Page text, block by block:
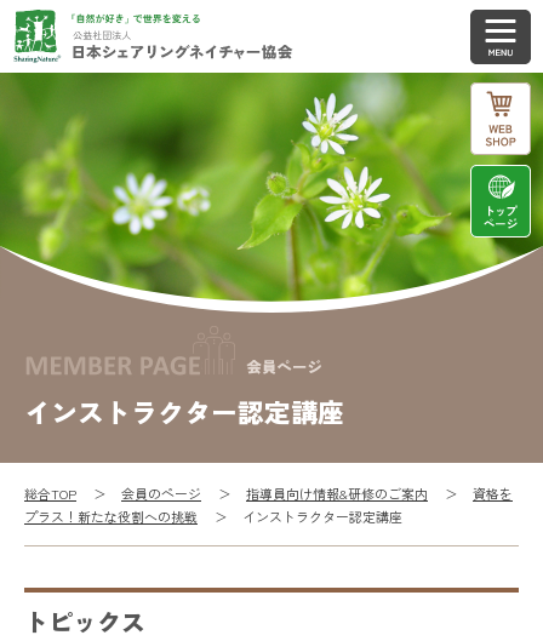
インストラクター認定講座
総合TOP 会員のページ 指導員向け情報&研修のご案内
資格を
プラス！新たな役割への挑戦
インストラクター認定講座
トピックス